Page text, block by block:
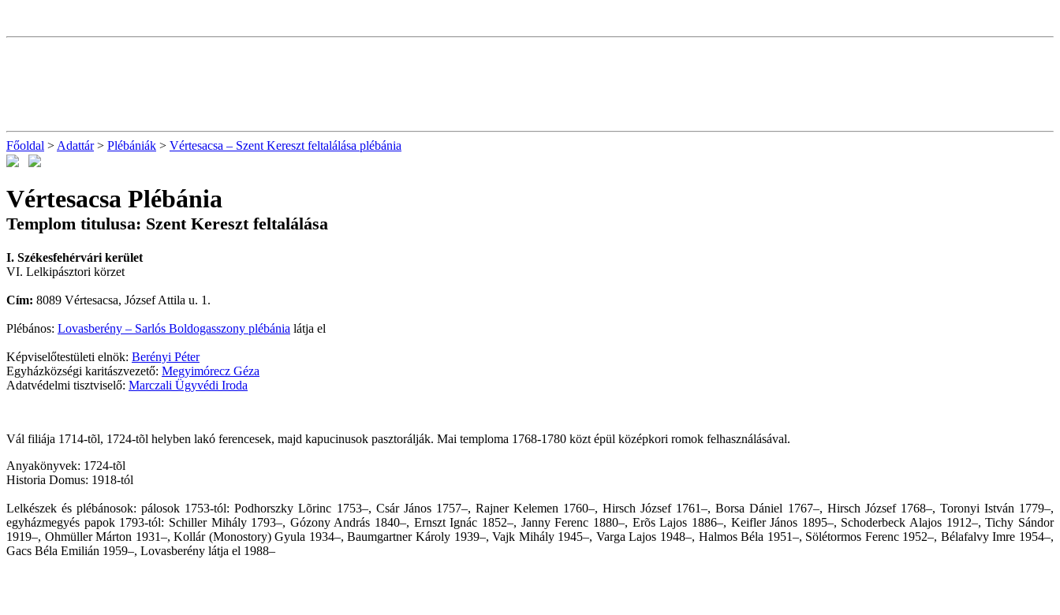
Főoldal > Adattár> Plébániák > Vértesacsa – Szent Kereszt feltalálása plébánia
Vértesacsa Plébánia
Templom titulusa: Szent Kereszt feltalálása
I. Székesfehérvári kerület
VI. Lelkipásztori körzet
Cím: 8089 Vértesacsa, József Attila u. 1.
Plébános: Lovasberény – Sarlós Boldogasszony plébánia látja el
Képviselőtestületi elnök: Berényi Péter
Egyházközségi karitászvezető: Megyimórecz Géza
Adatvédelmi tisztviselő: Marczali Ügyvédi Iroda
Vál filiája 1714-tõl, 1724-tõl helyben lakó ferencesek, majd kapucinusok pasztorálják. Mai temploma 1768-1780 közt épül középkori romok felhasználásával.
Anyakönyvek: 1724-tõl
Historia Domus: 1918-tól
Lelkészek és plébánosok: pálosok 1753-tól: Podhorszky Lõrinc 1753–, Csár János 1757–, Rajner Kelemen 1760–, Hirsch József 1761–, Borsa Dániel 1767–, Hirsch József 1768–, Toronyi István 1779–,
egyházmegyés papok 1793-tól: Schiller Mihály 1793–, Gózony András 1840–, Ernszt Ignác 1852–, Janny Ferenc 1880–, Erõs Lajos 1886–, Keifler János 1895–, Schoderbeck Alajos 1912–, Tichy Sándor
1919–, Ohmüller Márton 1931–, Kollár (Monostory) Gyula 1934–, Baumgartner Károly 1939–, Vajk Mihály 1945–, Varga Lajos 1948–, Halmos Béla 1951–, Sölétormos Ferenc 1952–, Bélafalvy Imre 1954–,
Gacs Béla Emilián 1959–, Lovasberény látja el 1988–